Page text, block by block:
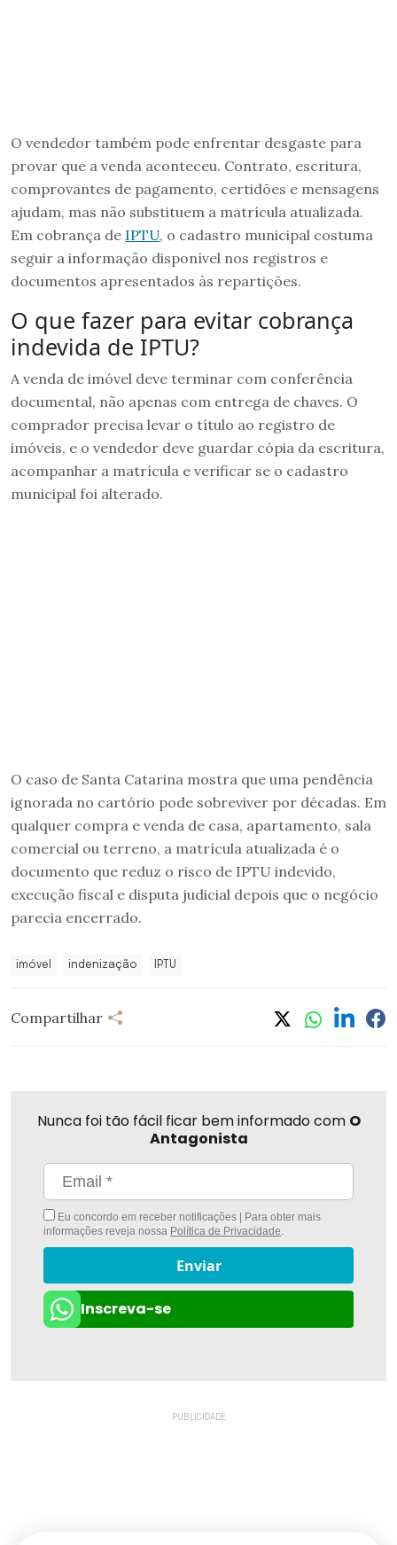
O vendedor também pode enfrentar desgaste para
provar que a venda aconteceu. Contrato, escritura,
comprovantes de pagamento, certidões e mensagens
ajudam, mas não substituem a matrícula atualizada.
Em cobrança de IPTU, o cadastro municipal costuma
seguir a informação disponível nos registros e
documentos apresentados às repartições.
O que fazer para evitar cobrança
indevida de IPTU?
A venda de imóvel deve terminar com conferência
documental, não apenas com entrega de chaves. O
comprador precisa levar o título ao registro de
imóveis, e o vendedor deve guardar cópia da escritura,
acompanhar a matrícula e verificar se o cadastro
municipal foi alterado.
O caso de Santa Catarina mostra que uma pendência
ignorada no cartório pode sobreviver por décadas. Em
qualquer compra e venda de casa, apartamento, sala
comercial ou terreno, a matrícula atualizada é o
documento que reduz o risco de IPTU indevido,
execução fiscal e disputa judicial depois que o negócio
parecia encerrado.
imóvel indenização IPTU
Compartilhar
Nunca foi tão fácil ficar bem informado com O
Antagonista
Eu concordo em receber notificações | Para obter mais
informações reveja nossa Política de Privacidade.
Enviar
Inscreva-se